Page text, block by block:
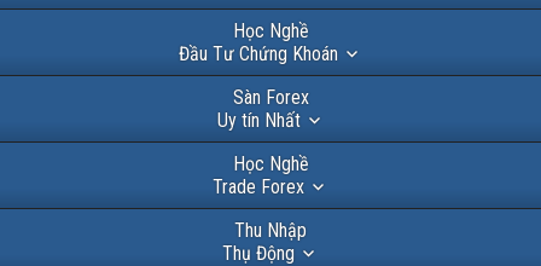
Học Nghề
Đầu Tư Chứng Khoán
Sàn Forex
Uy tín Nhất
Học Nghề
Trade Forex
Thu Nhập
Thụ Động